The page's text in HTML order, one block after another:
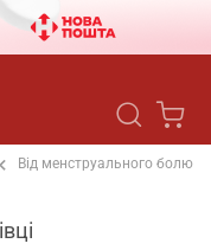
Від менструального болю